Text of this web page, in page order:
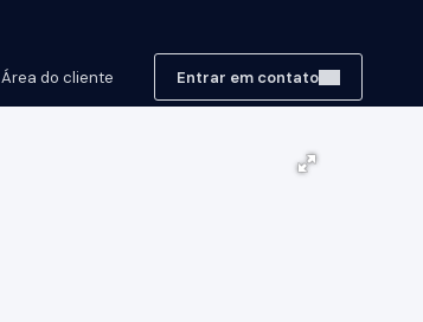
Entrar em contato
Área do cliente